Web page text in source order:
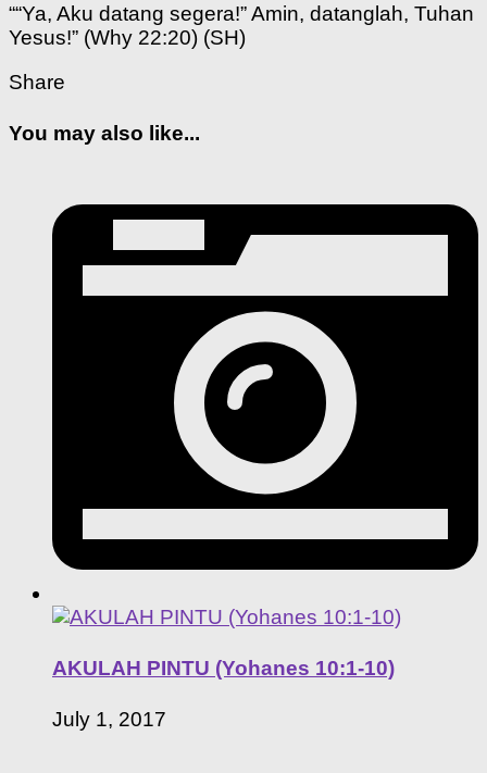
““Ya, Aku datang segera!” Amin, datanglah, Tuhan
Yesus!” (Why 22:20) (SH)
Share
You may also like...
AKULAH PINTU (Yohanes 10:1-10)
July 1, 2017